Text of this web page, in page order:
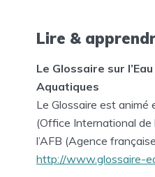
Lire &
Le Glossaire sur
Aquatiques
Le Glossaire est animé
(Office International de
l’AFB (Agence
http://www.glossaire-